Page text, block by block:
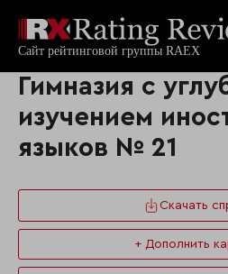
Гимназия с
изучением
языков № 21
Скачать
+ Дополнить